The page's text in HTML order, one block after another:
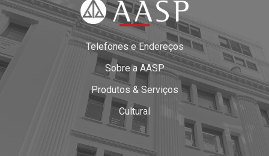
Telefones e Endereços
Sobre a AASP
Produtos & Serviços
Cultural